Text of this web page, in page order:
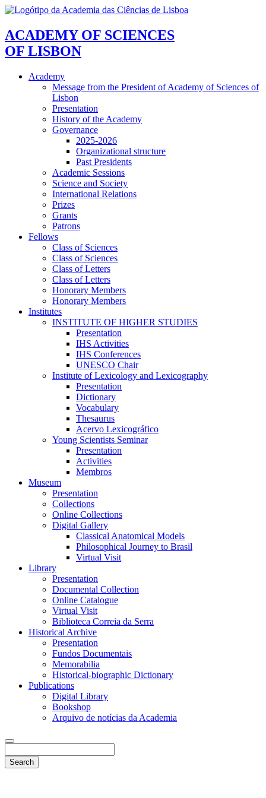
ACADEMY OF SCIENCES
OF LISBON
Academy
Message from the President of Academy of Sciences of
Lisbon
Presentation
History of the Academy
Governance
2025-2026
Organizational structure
Past Presidents
Academic Sessions
Science and Society
International Relations
Prizes
Grants
Patrons
Fellows
Class of Sciences
Class of Sciences
Class of Letters
Class of Letters
Honorary Members
Honorary Members
Institutes
INSTITUTE OF HIGHER STUDIES
Presentation
IHS Activities
IHS Conferences
UNESCO Chair
Institute of Lexicology and Lexicography
Presentation
Dictionary
Vocabulary
Thesaurus
Acervo Lexicográfico
Young Scientists Seminar
Presentation
Activities
Membros
Museum
Presentation
Collections
Online Collections
Digital Gallery
Classical Anatomical Models
Philosophical Journey to Brasil
Virtual Visit
Library
Presentation
Documental Collection
Online Catalogue
Virtual Visit
Biblioteca Correia da Serra
Historical Archive
Presentation
Fundos Documentais
Memorabilia
Historical-biographic Dictionary
Publications
Digital Library
Bookshop
Arquivo de notícias da Academia